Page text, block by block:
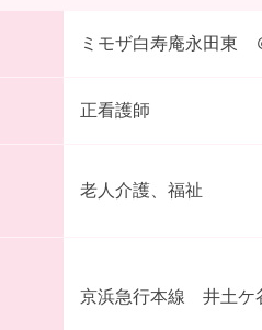
ミモザ白寿庵永田東
正看護師
老人介護、福祉
京浜急行本線 井土ケ